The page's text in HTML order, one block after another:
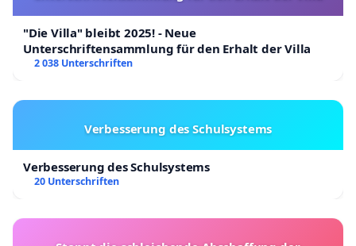
"Die Villa" bleibt 2025! - Neue
Unterschriftensammlung für den Erhalt der Villa
2 038 Unterschriften
Verbesserung des Schulsystems
Verbesserung des Schulsystems
20 Unterschriften